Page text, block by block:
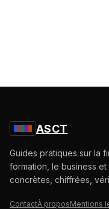
ASCT
Guides pratiques sur la
formation, le business
concrètes, chiffrées,
ContactÀ proposMentions